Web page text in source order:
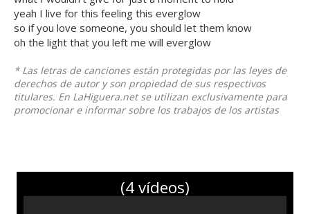
yeah I live for this feeling this everglow
so if you love someone, you should let them know
oh the light that you left me will everglow
* Las letras de canciones están protegidas por las leyes de
derechos de autor y son propiedad de sus respectivos
titulares. En LaHiguera.net se utilizan exclusivamente para
promocionar e informar sobre los trabajos de los artistas
(4 vídeos)